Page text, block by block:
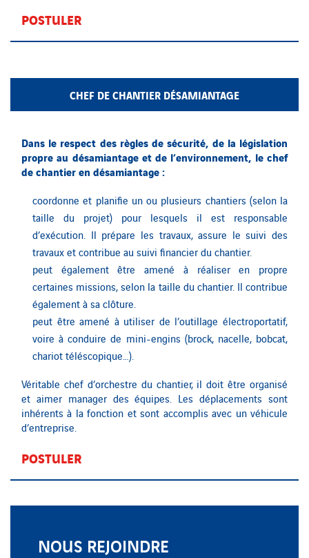
POSTULER
CHEF DE CHANTIER DÉSAMIANTAGE
Dans le respect des règles de sécurité, de la législation
propre au désamiantage et de l’environnement, le chef
de chantier en désamiantage :
coordonne et planifie un ou plusieurs chantiers (selon la
taille du projet) pour lesquels il est responsable
d’exécution. Il prépare les travaux, assure le suivi des
travaux et contribue au suivi financier du chantier.
peut également être amené à réaliser en propre
certaines missions, selon la taille du chantier. Il contribue
également à sa clôture.
peut être amené à utiliser de l’outillage électroportatif,
voire à conduire de mini-engins (brock, nacelle, bobcat,
chariot téléscopique…).
Véritable chef d’orchestre du chantier, il doit être organisé
et aimer manager des équipes. Les déplacements sont
inhérents à la fonction et sont accomplis avec un véhicule
d’entreprise.
POSTULER
NOUS REJOINDRE